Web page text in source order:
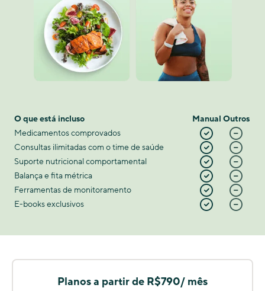
O que está incluso Manual Outros
Medicamentos comprovados
Consultas ilimitadas com o time de saúde
Suporte nutricional comportamental
Balança e fita métrica
Ferramentas de monitoramento
E-books exclusivos
Planos a partir de R$790/ mês